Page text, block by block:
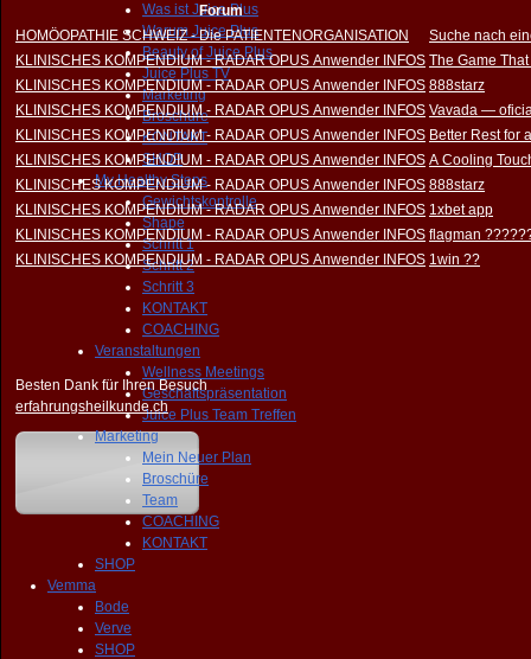
Was ist Juice Plus
Warum Juice Plus
Beauty of Juice Plus
Juice Plus TV
Marketing
Broschüre
KONTAKT
SHOP
My Healthy Steps
Gewichtskontrolle
Shape
Schritt 1
Schritt 2
Schritt 3
KONTAKT
COACHING
Veranstaltungen
Wellness Meetings
Geschäftspräsentation
Juice Plus Team Treffen
Marketing
Mein Neuer Plan
Broschüre
Team
COACHING
KONTAKT
SHOP
Vemma
Bode
Verve
SHOP
Forum
HOMÖOPATHIE SCHWEIZ - Die PATIENTENORGANISATION
Suche nach
KLINISCHES KOMPENDIUM - RADAR OPUS Anwender INFOS The Game
KLINISCHES KOMPENDIUM - RADAR OPUS Anwender INFOS 888starz
KLINISCHES KOMPENDIUM - RADAR OPUS Anwender INFOS Vavada —
KLINISCHES KOMPENDIUM - RADAR OPUS Anwender INFOS Better Rest for
KLINISCHES KOMPENDIUM - RADAR OPUS Anwender INFOS A Cooling
KLINISCHES KOMPENDIUM - RADAR OPUS Anwender INFOS 888starz
KLINISCHES KOMPENDIUM - RADAR OPUS Anwender INFOS 1xbet app
KLINISCHES KOMPENDIUM - RADAR OPUS Anwender INFOS flagman
KLINISCHES KOMPENDIUM - RADAR OPUS Anwender INFOS 1win ??
Besten Dank für Ihren Besuch
erfahrungsheilkunde.ch